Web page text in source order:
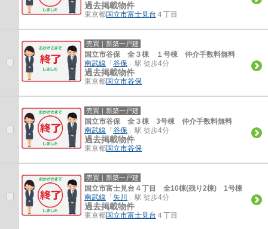
過去掲載物件
東京都国立市富士見台 ４丁目
売買｜新築一戸建
国立市谷保 全３棟 １号棟 仲介手数料無料
南武線 「 谷保 」駅 徒歩4分
過去掲載物件
東京都国立市谷保
売買｜新築一戸建
国立市谷保 全３棟 3号棟 仲介手数料無料
南武線 「 谷保 」駅 徒歩4分
過去掲載物件
東京都国立市谷保
売買｜新築一戸建
国立市富士見台４丁目 全10棟(残り2棟) 1号棟
南武線 「 矢川 」駅 徒歩4分
過去掲載物件
東京都国立市富士見台 ４丁目